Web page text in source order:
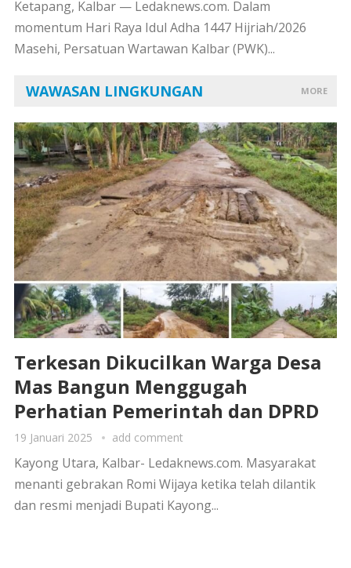
Ketapang, Kalbar — Ledaknews.com. Dalam
momentum Hari Raya Idul Adha 1447 Hijriah/2026
Masehi, Persatuan Wartawan Kalbar (PWK)...
WAWASAN LINGKUNGAN MORE
Terkesan Dikucilkan Warga Desa
Mas Bangun Menggugah
Perhatian Pemerintah dan DPRD
19 Januari 2025 add comment
Kayong Utara, Kalbar- Ledaknews.com. Masyarakat
menanti gebrakan Romi Wijaya ketika telah dilantik
dan resmi menjadi Bupati Kayong...